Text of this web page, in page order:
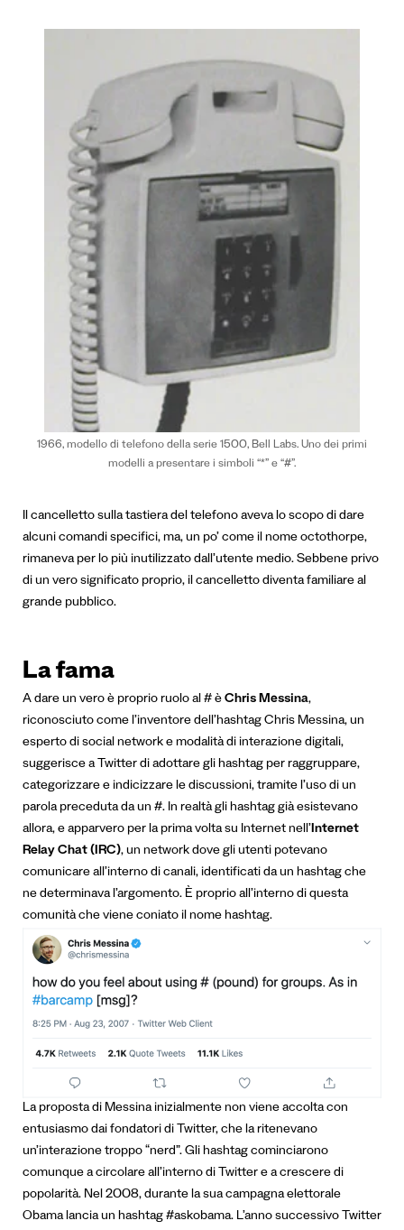
1966, modello di telefono della serie 1500, Bell Labs. Uno dei primi
modelli a presentare i simboli “*” e “#”.
Il cancelletto sulla tastiera del telefono aveva lo scopo di dare
alcuni comandi specifici, ma, un po’ come il nome octothorpe,
rimaneva per lo più inutilizzato dall’utente medio. Sebbene privo
di un vero significato proprio, il cancelletto diventa familiare al
grande pubblico.
La fama
A dare un vero è proprio ruolo al # èChris Messina,
riconosciuto come l’inventore dell’hashtagChris Messina, un
esperto di social network e modalità di interazione digitali,
suggerisce a Twitter di adottare gli hashtag per raggruppare,
categorizzare e indicizzare le discussioni, tramite l’uso di un
parola preceduta da un #. In realtà gli hashtag già esistevano
allora, e apparvero per la prima volta su Internet nell’Internet
Relay Chat (IRC), un network dove gli utenti potevano
comunicare all’interno di canali, identificati da un hashtag che
ne determinava l’argomento. È proprio all’interno di questa
comunità che viene coniato il nome hashtag.
La proposta di Messina inizialmente non viene accolta con
entusiasmo dai fondatori di Twitter, che la ritenevano
un’interazione troppo “nerd”. Gli hashtag cominciarono
comunque a circolare all’interno di Twitter e a crescere di
popolarità. Nel 2008, durante la sua campagna elettorale
Obama lancia un hashtag #askobama. L’anno successivo Twitter